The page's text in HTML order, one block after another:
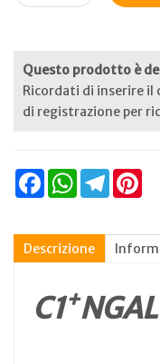
Questo prodotto è
Ricordati di inserire il
di registrazione per
FacebookWhatsAppTelegram
Descrizione
C1+NGAL